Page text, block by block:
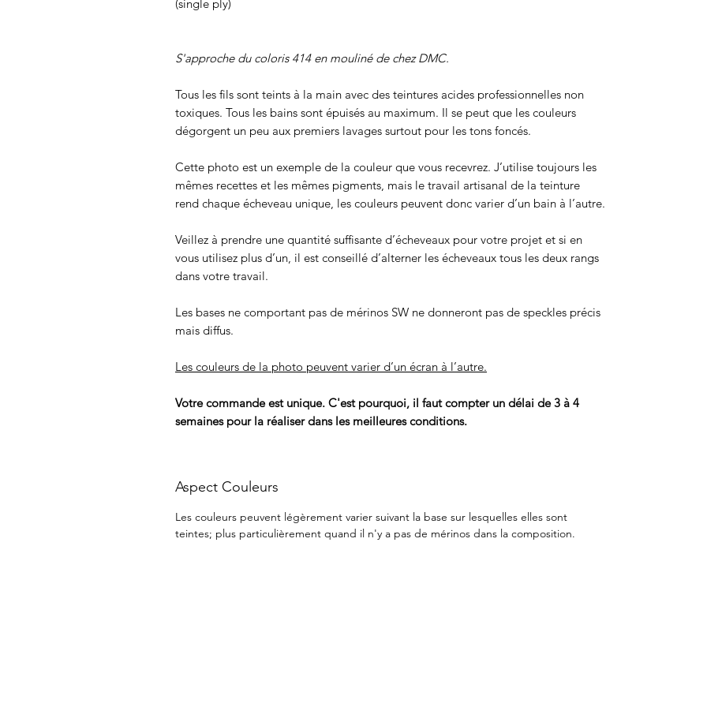
(single ply)
S'approche du coloris 414 en mouliné de chez DMC.
Tous les fils sont teints à la main avec des teintures acides professionnelles non
toxiques. Tous les bains sont épuisés au maximum. Il se peut que les couleurs
dégorgent un peu aux premiers lavages surtout pour les tons foncés.
Cette photo est un exemple de la couleur que vous recevrez. J’utilise toujours les
mêmes recettes et les mêmes pigments, mais le travail artisanal de la teinture
rend chaque écheveau unique, les couleurs peuvent donc varier d’un bain à l’autre.
Veillez à prendre une quantité suffisante d’écheveaux pour votre projet et si en
vous utilisez plus d’un, il est conseillé d’alterner les écheveaux tous les deux rangs
dans votre travail.
Les bases ne comportant pas de mérinos SW ne donneront pas de speckles précis
mais diffus.
Les couleurs de la photo peuvent varier d’un écran à l’autre.
Votre commande est unique. C'est pourquoi, il faut compter un délai de 3 à 4
semaines pour la réaliser dans les meilleures conditions.
Aspect Couleurs
Les couleurs peuvent légèrement varier suivant la base sur lesquelles elles sont
teintes; plus particulièrement quand il n'y a pas de mérinos dans la composition.